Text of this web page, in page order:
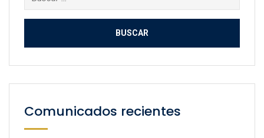
Comunicados recientes